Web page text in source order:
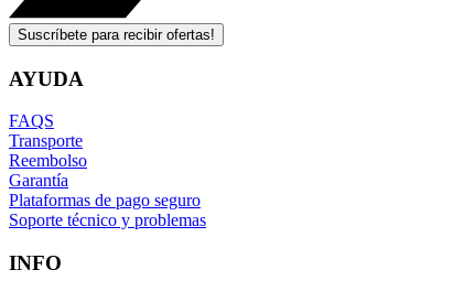
Suscríbete para recibir ofertas!
AYUDA
FAQS
Transporte
Reembolso
Garantía
Plataformas de pago seguro
Soporte técnico y problemas
INFO